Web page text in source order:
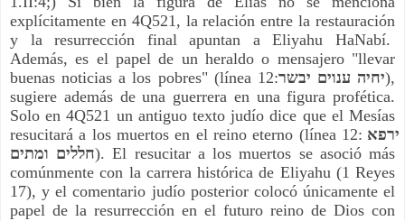
explícitamente en 4Q521, la relación entre la restauración
y la resurrección final apuntan a Eliyahu HaNabí.
Además, es el papel de un heraldo o mensajero "llevar
buenas noticias a los pobres" (línea 12:יחיה ענוים יבשר),
sugiere además de una guerrera en una figura profética.
Solo en 4Q521 un antiguo texto judío dice que el Mesías
resucitará a los muertos en el reino eterno (línea 12:
חללים ומתים). El resucitar a los muertos se asoció más
comúnmente con la carrera histórica de Eliyahu (1 Reyes
17), y el comentario judío posterior colocó únicamente el
papel de la resurrección en el futuro reino de Dios con